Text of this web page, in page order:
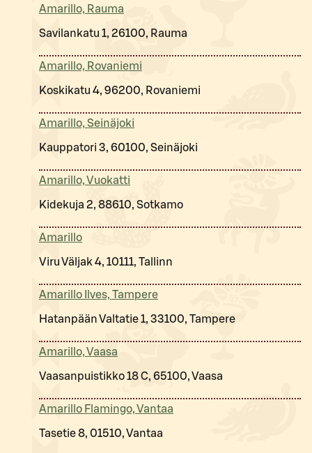
Amarillo, Rauma
Savilankatu 1, 26100, Rauma
Amarillo, Rovaniemi
Koskikatu 4, 96200, Rovaniemi
Amarillo, Seinäjoki
Kauppatori 3, 60100, Seinäjoki
Amarillo, Vuokatti
Kidekuja 2, 88610, Sotkamo
Amarillo
Viru Väljak 4, 10111, Tallinn
Amarillo Ilves, Tampere
Hatanpään Valtatie 1, 33100, Tampere
Amarillo, Vaasa
Vaasanpuistikko 18 C, 65100, Vaasa
Amarillo Flamingo, Vantaa
Tasetie 8, 01510, Vantaa